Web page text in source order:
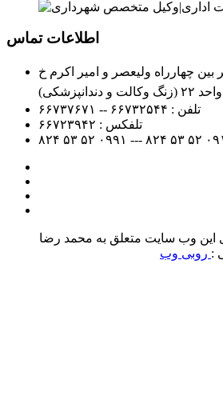
اطلاعات تماس
چهارراه ولیعصر و امیر اکرم خ
تلفن : ۶۶۷۳۲۵۴۴ -- ۶۶۷۳۷۶۷۱
تلفکس : ۶۶۷۲۳۹۴۲
۵۲ ۵۳ ۸۲۴ --- ۰۹۹۱ ۵۲ ۵۳ ۸۲۴
این وب سایت متعلق به محمد رضا
: روبی وب